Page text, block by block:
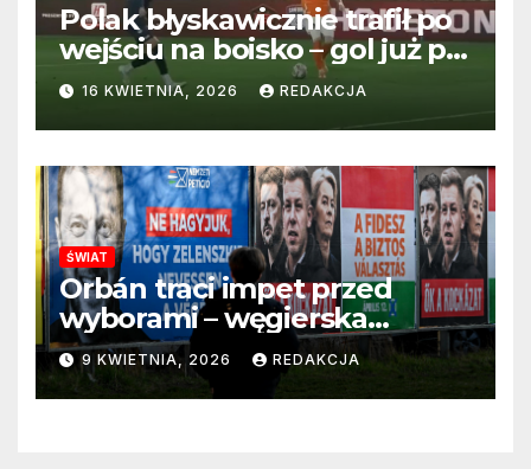
Polak błyskawicznie trafił po
wejściu na boisko – gol już po
22 sekundach!
16 KWIETNIA, 2026 REDAKCJA
ŚWIAT
Orbán traci impet przed
wyborami – węgierska
propaganda przestaje
przekonywać
9 KWIETNIA, 2026 REDAKCJA